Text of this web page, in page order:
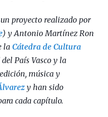
proyecto realizado por
) y Antonio Martínez Ron
la Cátedra de Cultura
País Vasco y la
música y
y han sido
cada capítulo.